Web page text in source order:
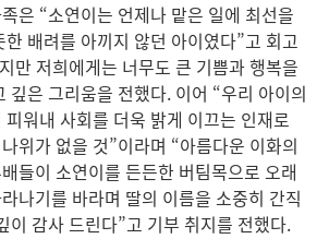
은 “소연이는 언제나 맡은 일에 최선을
배려를 아끼지 않던 아이였다”고 회고
만 저희에게는 너무도 큰 기쁨과 행복을
깊은 그리움을 전했다. 이어 “우리 아이의
워내 사회를 더욱 밝게 이끄는 인재로
위가 없을 것”이라며 “아름다운 이화의
들이 소연이를 든든한 버팀목으로 오래
나기를 바라며 딸의 이름을 소중히 간직
이 감사 드린다”고 기부 취지를 전했다.